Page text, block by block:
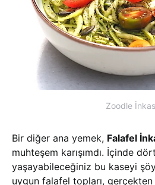
Zoodle
Bir diğer ana yemek, Falafel
muhteşem karışımdı. İçinde
yaşayabileceğiniz bu kaseyi
uygun falafel topları,